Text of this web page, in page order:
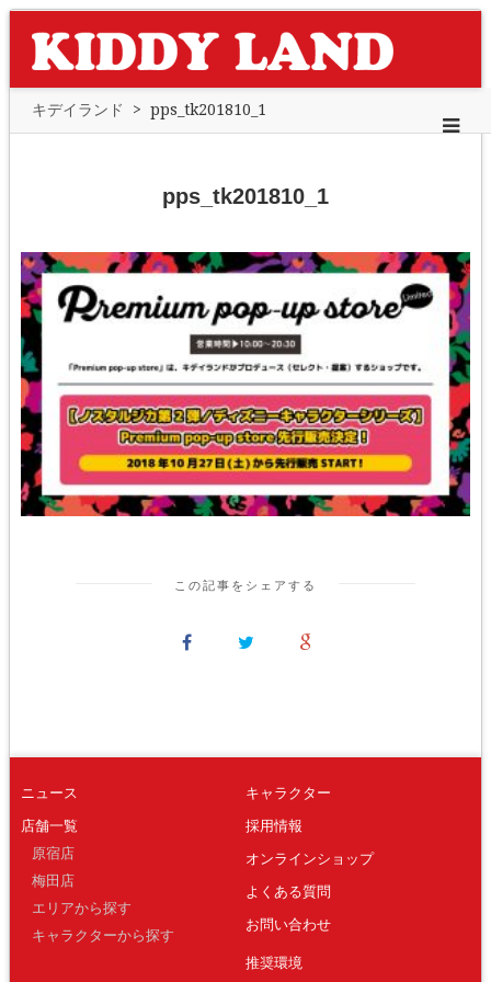
キデイランド > pps_tk201810_1
pps_tk201810_1
この記事をシェアする
ニュース
店舗一覧
原宿店
梅田店
エリアから探す
キャラクターから探す
キャラクター
採用情報
オンラインショップ
よくある質問
お問い合わせ
推奨環境